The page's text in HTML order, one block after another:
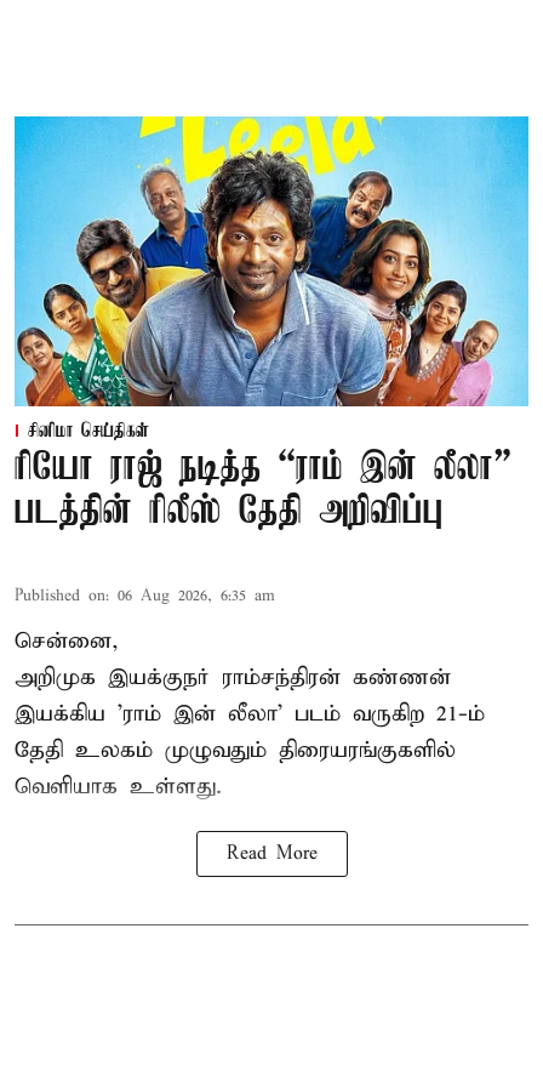
சினிமா செய்திகள்
ரியோ ராஜ் நடித்த “ராம் இன் லீலா”
படத்தின் ரிலீஸ் தேதி அறிவிப்பு
Published on: 06 Aug 2026, 6:35 am
சென்னை,
அறிமுக இயக்குநர் ராம்சந்திரன் கண்ணன்
இயக்கிய 'ராம் இன் லீலா' படம் வருகிற 21-ம்
தேதி உலகம் முழுவதும் திரையரங்குகளில்
வெளியாக உள்ளது.
Read More